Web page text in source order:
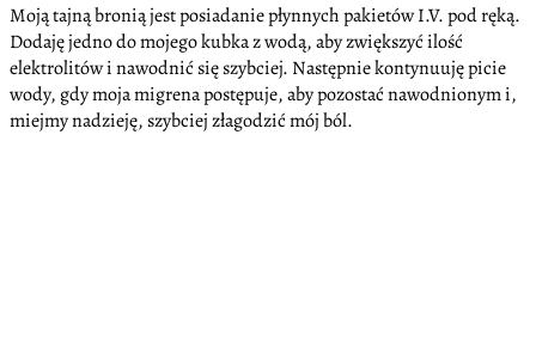
Moją tajną bronią jest posiadanie płynnych pakietów I.V. pod ręką.
Dodaję jedno do mojego kubka z wodą, aby zwiększyć ilość
elektrolitów i nawodnić się szybciej. Następnie kontynuuję picie
wody, gdy moja migrena postępuje, aby pozostać nawodnionym i,
miejmy nadzieję, szybciej złagodzić mój ból.